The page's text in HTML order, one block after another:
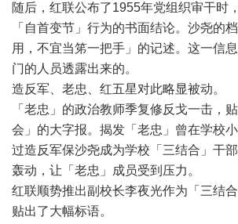
随后，红联公布了1955年党组织审干时
「自首变节」行为的书面结论。沙尧的
用，不宜当笫一把手」的记述。这一信
门的人员透露出来的。
造反军、老忠、红五星对此略显被动。
「老忠」的政治教师季复修反戈一击，
会」的大字报。揭发「老忠」曾在学校
过造反军保沙尧成为学校「三结合」干
轰动，让「老忠」成员受到压力。
红联顺势推出副校长李夜光作为「三结
贴出了大幅标语。